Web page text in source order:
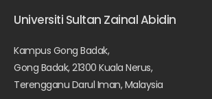
Universiti Sultan Zainal Abidin
Kampus Gong Badak,
Gong Badak, 21300 Kuala Nerus,
Terengganu Darul Iman, Malaysia